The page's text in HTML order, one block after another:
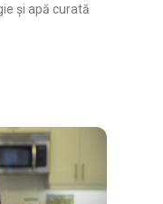
și apă curată